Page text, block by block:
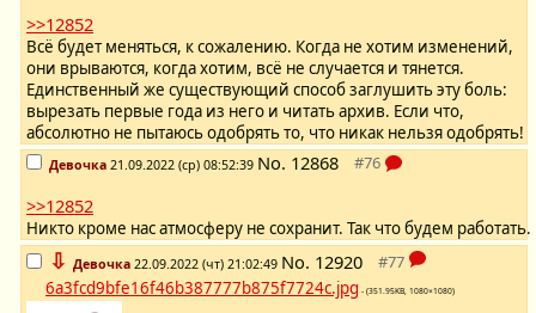
>>12852
Всё будет меняться, к сожалению. Когда не хотим изменений,
они врываются, когда хотим, всё не случается и тянется.
Единственный же существующий способ заглушить эту боль:
вырезать первые года из него и читать архив. Если что,
абсолютно не пытаюсь одобрять то, что никак нельзя одобрять!
Девочка 21.09.2022 (ср) 08:52:39 No. 12868
>>12852
Никто кроме нас атмосферу не сохранит. Так что будем работать.
⇩ Девочка 22.09.2022 (чт) 21:02:49 No. 12920
6a3fcd9bfe16f46b387777b875f7724c.jpg - (351.95KB, 1080×1080)